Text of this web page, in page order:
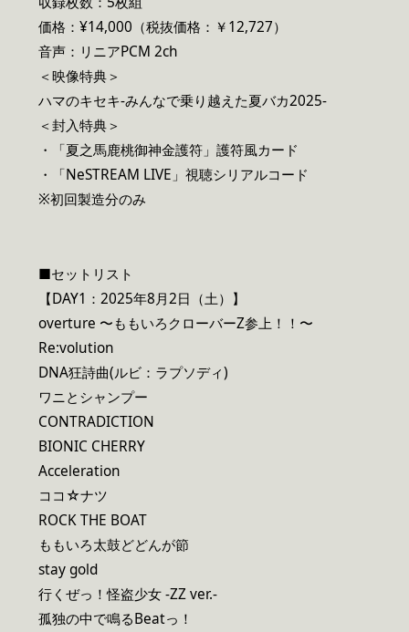
価格：¥14,000（税抜価格：￥12,727）
音声：リニアPCM 2ch
＜映像特典＞
ハマのキセキ-みんなで乗り越えた夏バカ2025-
＜封入特典＞
・「夏之馬鹿桃御神金護符」護符風カード
・「NeSTREAM LIVE」視聴シリアルコード
※初回製造分のみ
■セットリスト
【DAY1：2025年8月2日（土）】
overture 〜ももいろクローバーZ参上！！〜
Re:volution
DNA狂詩曲(ルビ：ラプソディ)
ワニとシャンプー
CONTRADICTION
BIONIC CHERRY
Acceleration
ココ☆ナツ
ROCK THE BOAT
ももいろ太鼓どどんが節
stay gold
行くぜっ！怪盗少女 -ZZ ver.-
孤独の中で鳴るBeatっ！